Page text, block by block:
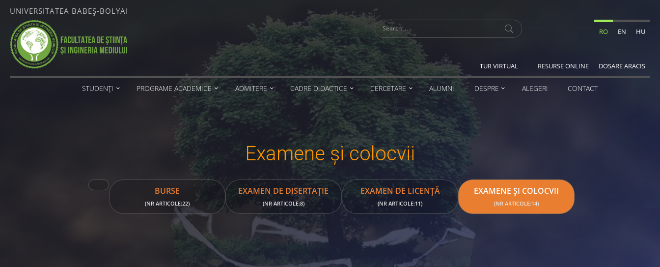
content
FACULTATEA
DE ȘTIINȚA
ȘI
INGINERIA
UNIVERSITATEA BABEȘ-BOLYAI
Search
for:
RO EN HU
TUR VIRTUAL RESURSE ONLINE DOSARE ARACIS
STUDENȚI PROGRAME ACADEMICE ADMITERE CADRE DIDACTICE CERCETARE ALUMNI DESPRE ALEGERI CONTACT
Examene și colocvii
BURSE
(NR ARTICOLE:22)
EXAMEN DE DISERTAȚIE
(NR ARTICOLE:8)
EXAMEN DE LICENȚĂ
(NR ARTICOLE:11)
EXAMENE ȘI COLOCVII
(NR ARTICOLE:14)